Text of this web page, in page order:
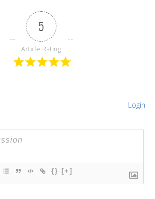
5
Article Rating
Login
{} [+]